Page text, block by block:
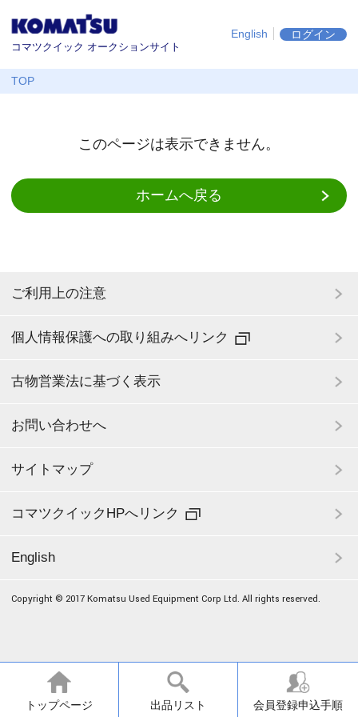
コマツクイック オークションサイト
English ログイン
トップページ 出品リスト 会員登録申込手順
TOP
このページは表示できません。
ホームへ戻る
ご利用上の注意
個人情報保護への取り組みへリンク
古物営業法に基づく表示
お問い合わせへ
サイトマップ
コマツクイックHPへリンク
English
Copyright © 2017 Komatsu Used Equipment Corp Ltd. All rights reserved.